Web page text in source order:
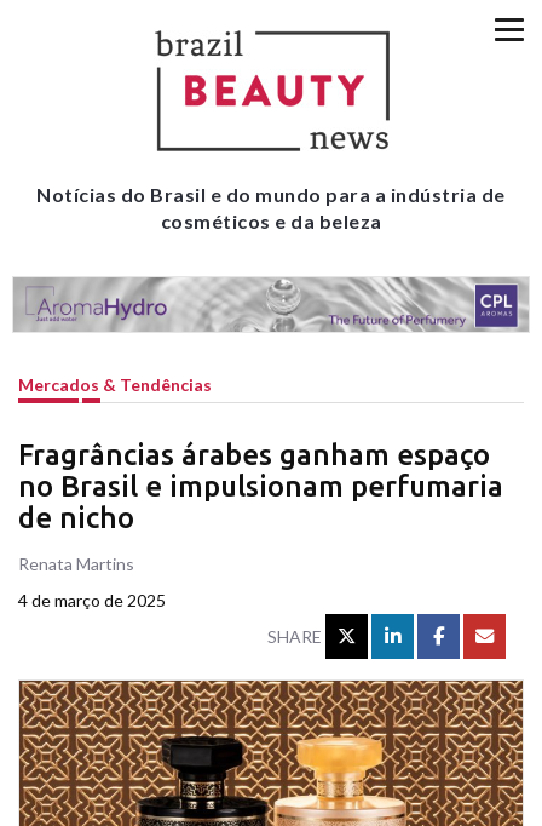
Notícias do Brasil e do mundo para a indústria de
cosméticos e da beleza
Mercados & Tendências
Fragrâncias árabes ganham espaço
no Brasil e impulsionam perfumaria
de nicho
Renata Martins
4 de março de 2025
SHARE